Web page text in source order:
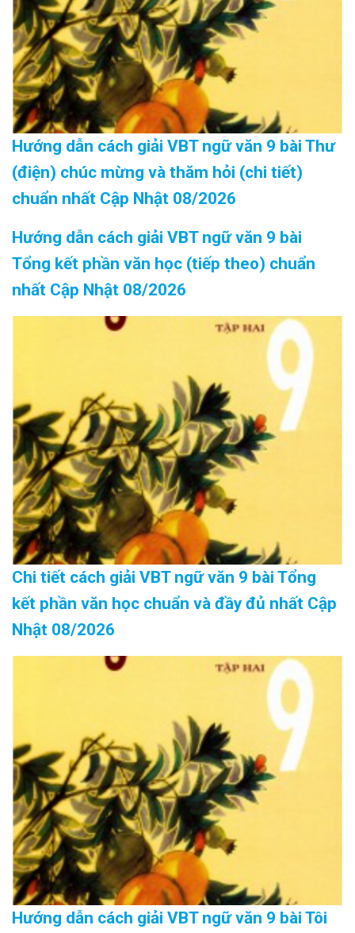
Hướng dẫn cách giải VBT ngữ văn 9 bài Thư
(điện) chúc mừng và thăm hỏi (chi tiết)
chuẩn nhất Cập Nhật 08/2026
Hướng dẫn cách giải VBT ngữ văn 9 bài
Tổng kết phần văn học (tiếp theo) chuẩn
nhất Cập Nhật 08/2026
Chi tiết cách giải VBT ngữ văn 9 bài Tổng
kết phần văn học chuẩn và đầy đủ nhất Cập
Nhật 08/2026
Hướng dẫn cách giải VBT ngữ văn 9 bài Tôi